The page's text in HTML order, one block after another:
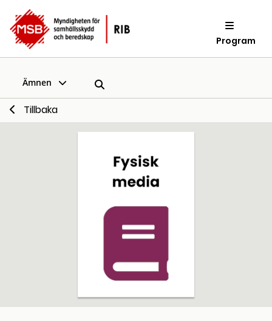
Program
Ämnen
Tillbaka